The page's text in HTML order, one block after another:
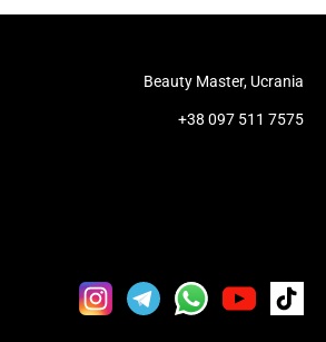
Beauty Master, Ucrania
+38 097 511 7575